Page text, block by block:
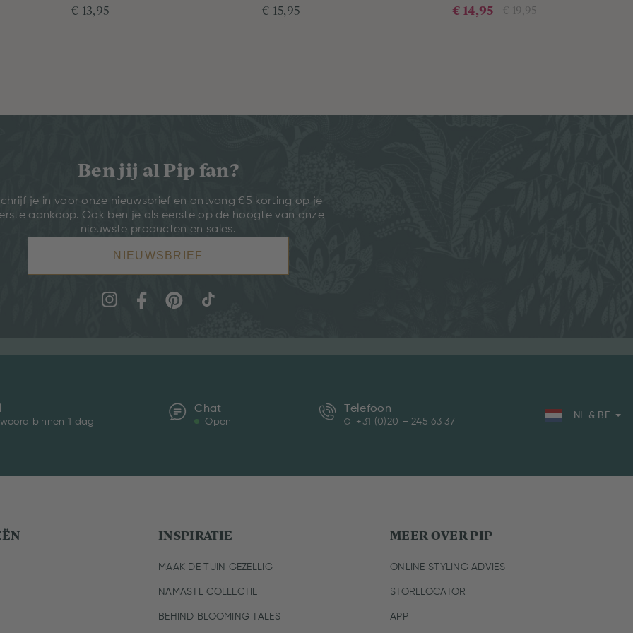
€ 13,95 € 15,95 € 19,95
€ 14,95
Ben jij al Pip fan?
je in voor onze nieuwsbrief en ontvang €5 korting op je
aankoop. Ook ben je als eerste op de hoogte van onze
nieuwste producten en sales.
NIEUWSBRIEF
binnen 1 dag
Chat
Open
Telefoon
+31 (0)20 – 245 63 37
NL & BE
INSPIRATIE
MAAK DE TUIN GEZELLIG
NAMASTE COLLECTIE
BEHIND BLOOMING TALES
MEER OVER PIP
ONLINE STYLING ADVIES
STORELOCATOR
APP